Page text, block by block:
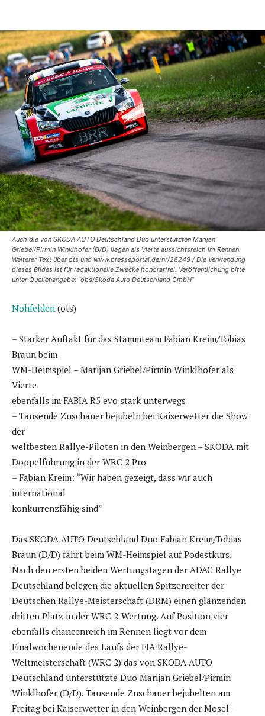
Auch die von SKODA AUTO Deutschland Duo unterstützten Marijan
Griebel/Pirmin Winklhofer (D/D) liegen als Vierte aussichtsreich im Rennen.
Weiterer Text über ots und www.presseportal.de/nr/28249 / Die Verwendung
dieses Bildes ist für redaktionelle Zwecke honorarfrei. Veröffentlichung bitte
unter Quellenangabe: “obs/Skoda Auto Deutschland GmbH”
Nohfelden (ots)
– Starker Auftakt für das Stammteam Fabian Kreim/Tobias
Braun beim
WM-Heimspiel – Marijan Griebel/Pirmin Winklhofer als
Vierte
ebenfalls im FABIA R5 evo stark unterwegs
– Tausende Zuschauer bejubeln bei Kaiserwetter die Show
der
weltbesten Rallye-Piloten in den Weinbergen – SKODA mit
Doppelführung in der WRC 2 Pro
– Fabian Kreim: “Wir haben gezeigt, dass wir auch
international
konkurrenzfähig sind”
Das SKODA AUTO Deutschland Duo Fabian Kreim/Tobias
Braun (D/D) fährt beim WM-Heimspiel auf Podestkurs.
Nach den ersten beiden Wertungstagen der ADAC Rallye
Deutschland belegen die aktuellen Spitzenreiter der
Deutschen Rallye-Meisterschaft (DRM) einen glänzenden
dritten Platz in der WRC 2-Wertung. Auf Position vier
ebenfalls chancenreich im Rennen liegt vor dem
Finalwochenende des Laufs der FIA Rallye-
Weltmeisterschaft (WRC 2) das von SKODA AUTO
Deutschland unterstützte Duo Marijan Griebel/Pirmin
Winklhofer (D/D). Tausende Zuschauer bejubelten am
Freitag bei Kaiserwetter in den Weinbergen der Mosel-